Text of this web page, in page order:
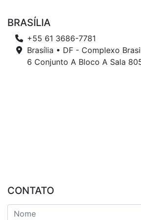
BRASÍLIA
+55 61 3686-7781
Brasília • DF - Complexo
6 Conjunto A Bloco A Sala
CONTATO